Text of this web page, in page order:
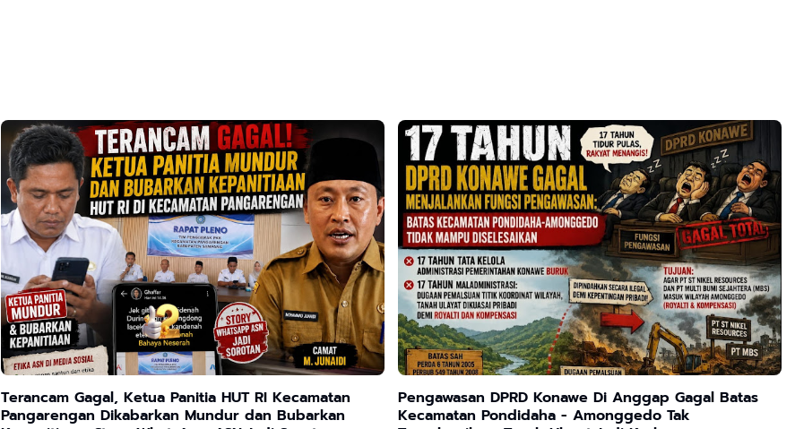
Terancam Gagal, Ketua Panitia HUT RI Kecamatan
Pangarengan Dikabarkan Mundur dan Bubarkan
Pengawasan DPRD Konawe Di Anggap Gagal Batas
Kecamatan Pondidaha - Amonggedo Tak